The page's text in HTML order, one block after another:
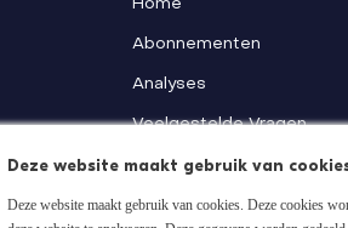
Home
Abonnementen
Analyses
Veelgestelde Vragen
Deze website maakt gebruik van
Deze website maakt gebruik van cookies. Deze cookies